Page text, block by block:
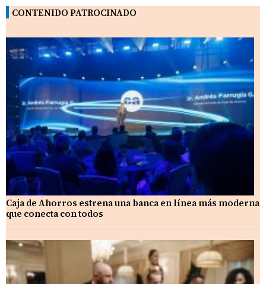
CONTENIDO PATROCINADO
Caja de Ahorros estrena una banca en línea más moderna
que conecta con todos